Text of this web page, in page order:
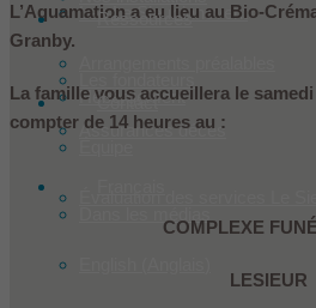
Assurances décès
Les Le Sieur innovent
Ressources
Hébergement
Contact
L’Aquamation a eu lieu au Bio-
Granby.
La famille vous accueillera le
compter de 14 heures au :
COMPLEXE
LESIEUR